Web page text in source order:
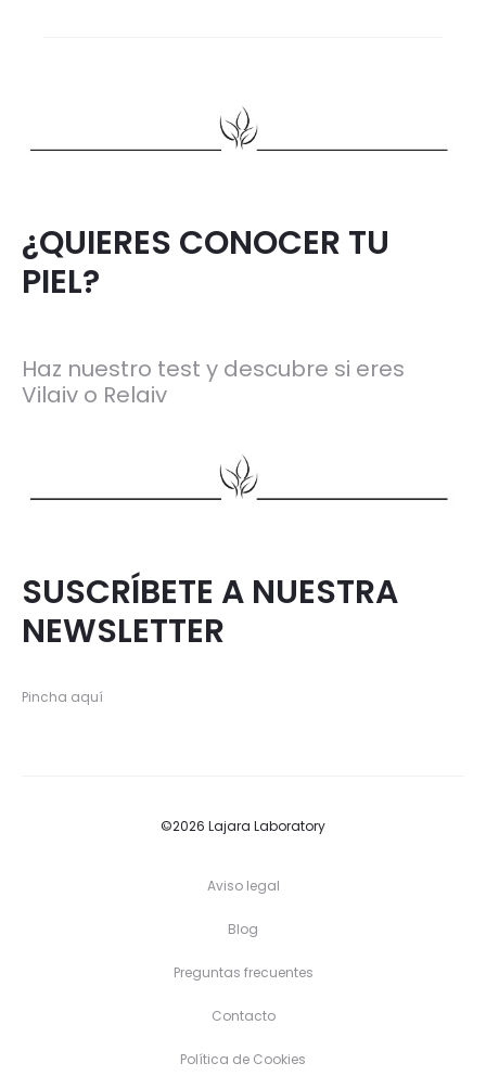
¿QUIERES CONOCER TU
PIEL?
Haz nuestro test y descubre si eres
Vilaiv o Relaiv
SUSCRÍBETE A NUESTRA
NEWSLETTER
Pincha aquí
©2026 Lajara Laboratory
Aviso legal
Blog
Preguntas frecuentes
Contacto
Política de Cookies